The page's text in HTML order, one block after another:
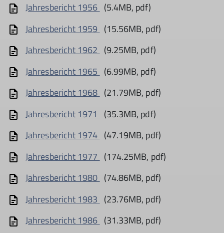
Jahresbericht 1956 (5.4MB, pdf)
Jahresbericht 1959 (15.56MB, pdf)
Jahresbericht 1962 (9.25MB, pdf)
Jahresbericht 1965 (6.99MB, pdf)
Jahresbericht 1968 (21.79MB, pdf)
Jahresbericht 1971
(35.3MB, pdf)
Jahresbericht 1974 (47.19MB, pdf)
Jahresbericht 1977 (174.25MB, pdf)
Jahresbericht 1980 (74.86MB, pdf)
Jahresbericht 1983 (23.76MB, pdf)
Jahresbericht 1986 (31.33MB, pdf)